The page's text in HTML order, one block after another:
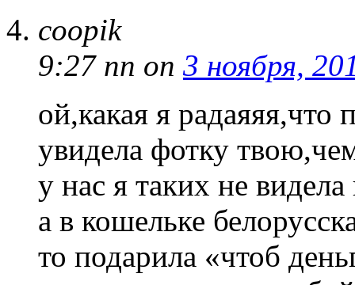
coopik
9:27 пп on 3 ноября,
ой,какая я радаяяя,что
увидела фотку
у нас я таких не
а в кошельке
то подарила «чтоб